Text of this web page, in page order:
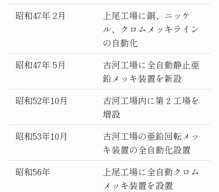
昭和47年 2月
上尾工場に銅、ニッケ
ル、クロムメッキライン
の自動化
昭和47年 5月
古河工場に全自動静止亜
鉛メッキ装置を新設
昭和52年10月
古河工場内に第２工場を
増設
昭和53年10月
古河工場の亜鉛回転メッ
キ装置の全自動化設置
昭和56年
上尾工場に全自動クロム
メッキ装置を設置